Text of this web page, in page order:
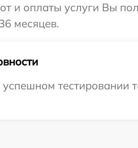
и оплаты услуги Вы
месяцев.
тестировании